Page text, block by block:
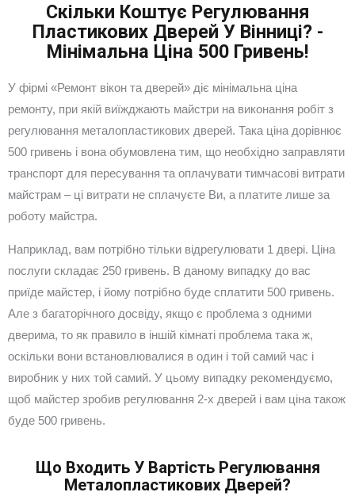
Скільки Коштує Регулювання
Пластикових Дверей У Вінниці? -
Мінімальна Ціна 500 Гривень!
У фірмі «Ремонт вікон та дверей» діє мінімальна ціна
ремонту, при якій виїжджають майстри на виконання робіт з
регулювання металопластикових дверей. Така ціна дорівнює
500 гривень і вона обумовлена тим, що необхідно заправляти
транспорт для пересування та оплачувати тимчасові витрати
майстрам – ці витрати не сплачуєте Ви, а платите лише за
роботу майстра.
Наприклад, вам потрібно тільки відрегулювати 1 двері. Ціна
послуги складає 250 гривень. В даному випадку до вас
приїде майстер, і йому потрібно буде сплатити 500 гривень.
Але з багаторічного досвіду, якщо є проблема з одними
дверима, то як правило в іншій кімнаті проблема така ж,
оскільки вони встановлювалися в один і той самий час і
виробник у них той самий. У цьому випадку рекомендуємо,
щоб майстер зробив регулювання 2-х дверей і вам ціна також
буде 500 гривень.
Що Входить У Вартість Регулювання
Металопластикових Дверей?